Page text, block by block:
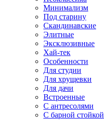
Минимализм
Под старину
Скандинавские
Элитные
Эксклюзивные
Хай-тек
Особенности
Для студии
Для хрущевки
Для дачи
Встроенные
С антресолями
С барной стойкой